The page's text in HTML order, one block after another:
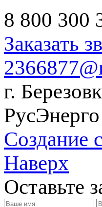
8 800 300
Заказать
г.
Создание
Наверх
Оставьте